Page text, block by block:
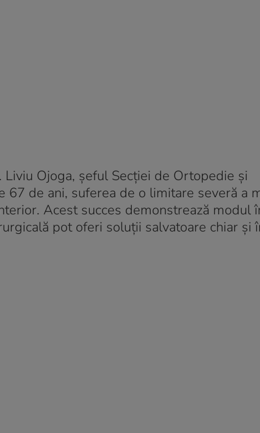
Ojoga, șeful Secției de Ortopedie și
67 de ani, suferea de o limitare severă a
. Acest succes demonstrează modul
pot oferi soluții salvatoare chiar și